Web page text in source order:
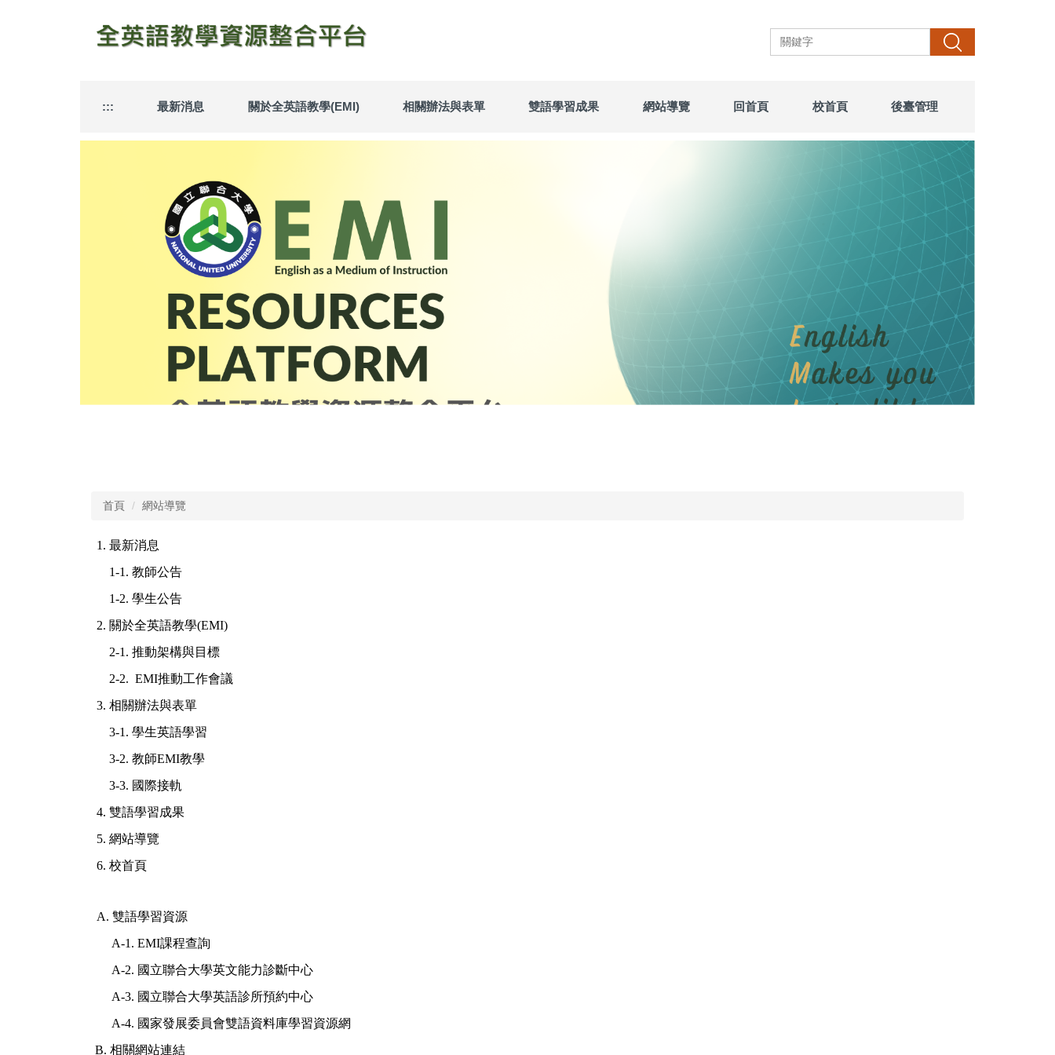
搜尋
::: 最新消息 關於全英語教學(EMI) 相關辦法與表單 雙語學習成果 網站導覽 回首頁 校首頁 後臺管理
首頁 網站導覽
1. 最新消息
1-1. 教師公告
1-2. 學生公告
2. 關於全英語教學(EMI)
2-1. 推動架構與目標
2-2. EMI推動工作會議
3. 相關辦法與表單
3-1. 學生英語學習
3-2. 教師EMI教學
3-3. 國際接軌
4. 雙語學習成果
5. 網站導覽
6. 校首頁
A. 雙語學習資源
A-1. EMI課程查詢
A-2. 國立聯合大學英文能力診斷中心
A-3. 國立聯合大學英語診所預約中心
A-4. 國家發展委員會雙語資料庫學習資源網
B. 相關網站連結